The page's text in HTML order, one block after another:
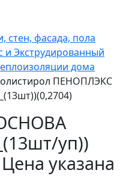
стен, фасада, пола
и Экструдированный
дома
ПЕНОПЛЭКС
уп))
указана